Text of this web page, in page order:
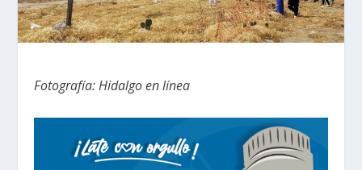
Fotografía: Hidalgo en línea